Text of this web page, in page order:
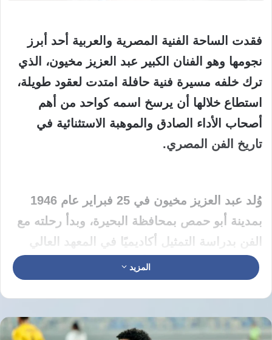
فقدت الساحة الفنية المصرية والعربية أحد أبرز
نجومها وهو الفنان الكبير عبد العزيز مخيون، الذي
ترك خلفه مسيرة فنية حافلة امتدت لعقود طويلة،
استطاع خلالها أن يرسخ اسمه كواحد من أهم
أصحاب الأداء الصادق والموهبة الاستثنائية في
تاريخ الفن المصري.
وُلد عبد العزيز مخيون في 25 فبراير عام 1946
بمدينة أبو حمص بمحافظة البحيرة، وبدأ رحلته مع
الفن بدراسة التمثيل أكاديميًا في المعهد العالي
للفنون المسرحية، قبل أن ينطلق في مشوار فني
اتسم بالاجتهاد والالتزام والبحث الدائم عن الأدوار
التي تحمل قيمة فنية وإنسانية.
المزيد